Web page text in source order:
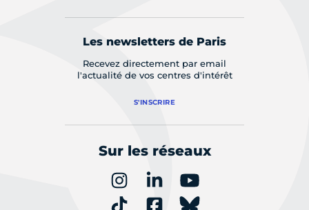
Les newsletters de Paris
Recevez directement par email
l'actualité de vos centres d'intérêt
S'INSCRIRE
Sur les réseaux